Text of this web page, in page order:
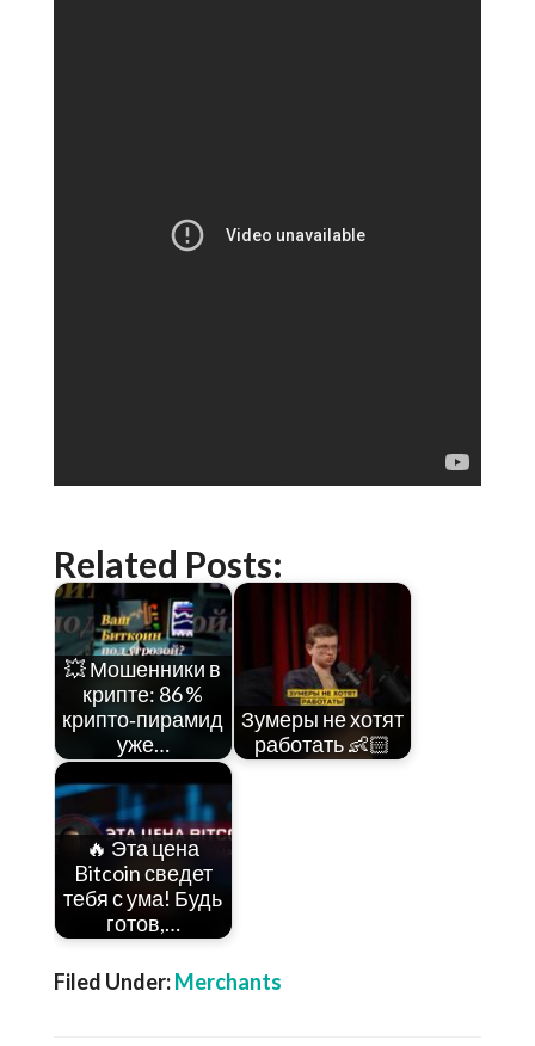
Related Posts:
💥 Мошенники в
крипте: 86 %
крипто‑пирамид
уже…
Зумеры не хотят
работать 👶🏻
🔥 Эта цена
Bitcoin сведет
тебя с ума! Будь
готов,…
Filed Under:Merchants